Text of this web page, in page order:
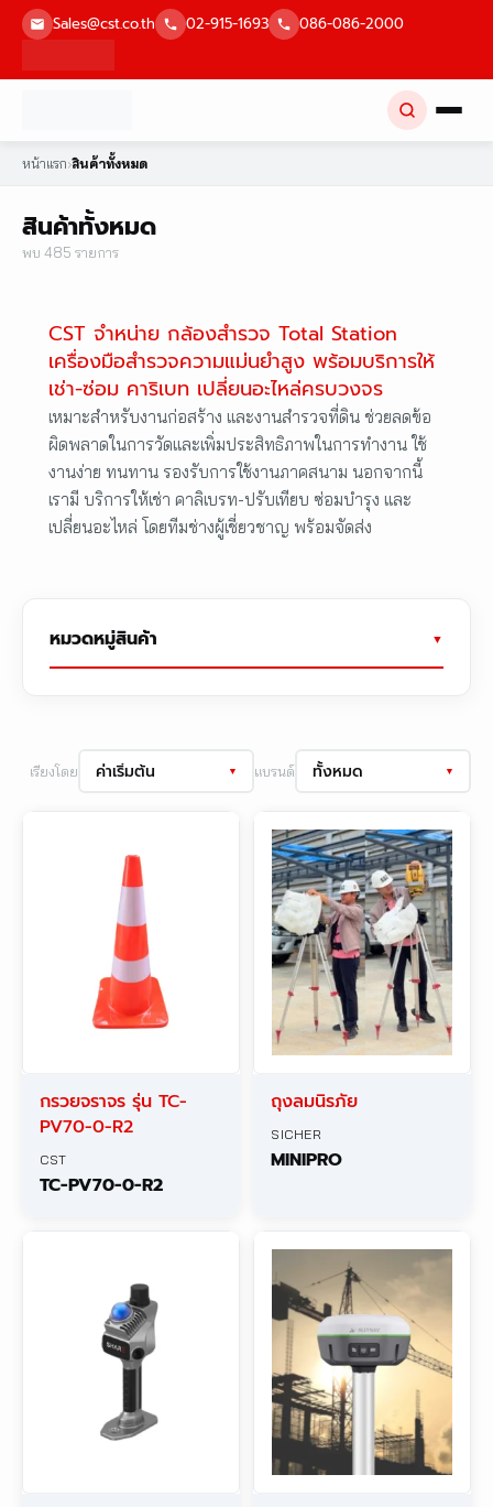
Skip
Sales@cst.co.th 02-915-1693 086-086-2000
หน้าแรก›สินค้าทั้งหมด
สินค้าทั้งหมด
พบ 485 รายการ
CST จำหน่าย กล้องสำรวจ Total Station
เครื่องมือสำรวจความแม่นยำสูง พร้อมบริการให้
เช่า-ซ่อม คาริเบท เปลี่ยนอะไหล่ครบวงจร
เหมาะสำหรับงานก่อสร้าง และงานสำรวจที่ดิน ช่วยลดข้อ
ผิดพลาดในการวัดและเพิ่มประสิทธิภาพในการทำงาน ใช้
งานง่าย ทนทาน รองรับการใช้งานภาคสนาม นอกจากนี้
เรามี บริการให้เช่า คาลิเบรท-ปรับเทียบ ซ่อมบำรุง และ
เปลี่ยนอะไหล่ โดยทีมช่างผู้เชี่ยวชาญ พร้อมจัดส่ง
หมวดหมู่สินค้า
เรียงโดย ค่าเริ่มต้น ▼ แบรนด์ ทั้งหมด ▼
กรวยจราจร รุ่น TC-
PV70-0-R2
CST
TC-PV70-0-R2
ถุงลมนิรภัย
SICHER
MINIPRO